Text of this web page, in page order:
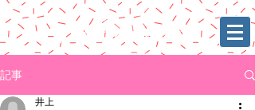
記事
井上